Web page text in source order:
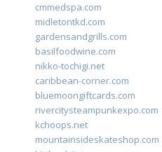
cmmedspa.com
midletontkd.com
gardensandgrills.com
basilfoodwine.com
nikko-tochigi.net
caribbean-corner.com
bluemoongiftcards.com
rivercitysteampunkexpo.com
kchoops.net
mountainsideskateshop.com